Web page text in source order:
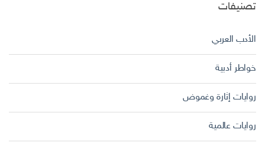
تصنيفات
الأدب العربي
خواطر أدبية
روايات إثارة وغموض
روايات عالمية